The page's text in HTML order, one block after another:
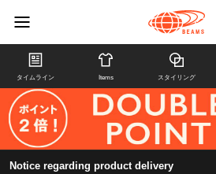
タイムライン Items スタイリング
Notice regarding product delivery